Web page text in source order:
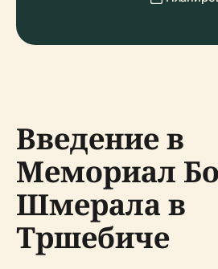
Введение в
Мемориал
Шмерала в
Тршебиче